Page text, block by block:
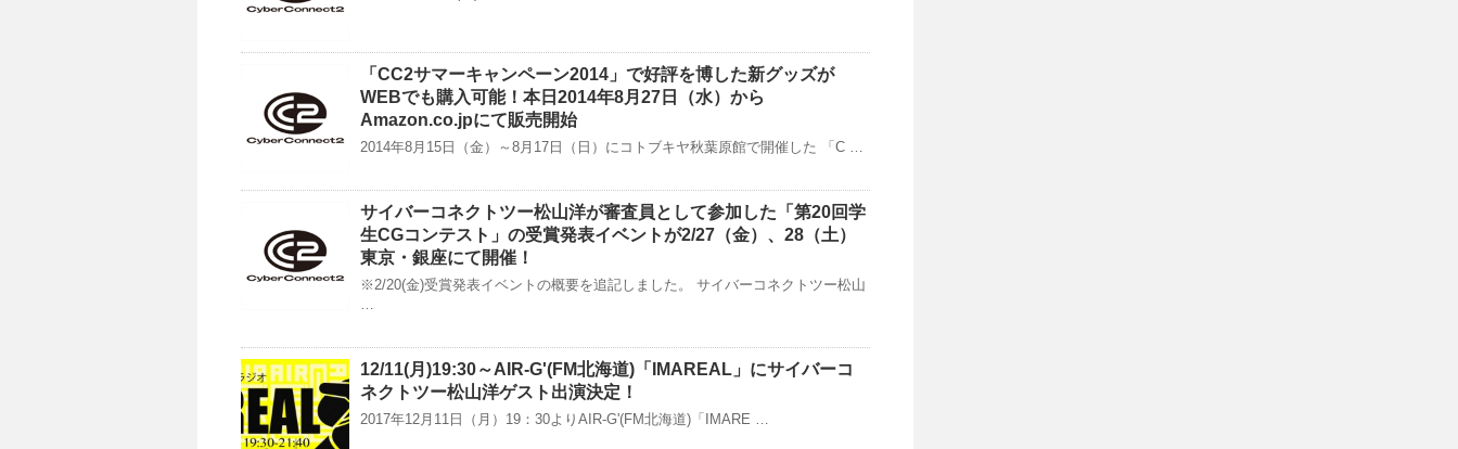
「CC2サマーキャンペーン2014」で好評を博した新グッズが
WEBでも購入可能！本日2014年8月27日（水）から
Amazon.co.jpにて販売開始
2014年8月15日（金）～8月17日（日）にコトブキヤ秋葉原館で開催した 「C …
サイバーコネクトツー松山洋が審査員として参加した「第20回学
生CGコンテスト」の受賞発表イベントが2/27（金）、28（土）
東京・銀座にて開催！
※2/20(金)受賞発表イベントの概要を追記しました。 サイバーコネクトツー松山
…
12/11(月)19:30～AIR-G'(FM北海道)「IMAREAL」にサイバーコ
ネクトツー松山洋ゲスト出演決定！
2017年12月11日（月）19：30よりAIR-G'(FM北海道)「IMARE …